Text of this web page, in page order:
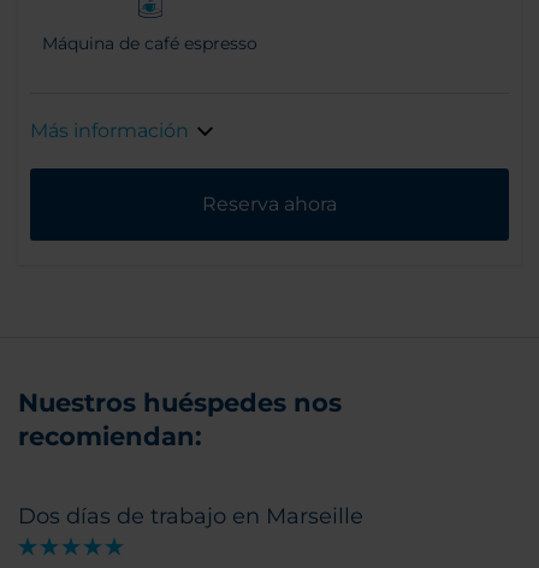
Máquina de café espresso
Más información
Reserva ahora
Nuestros huéspedes nos
recomiendan:
Dos días de trabajo en Marseille